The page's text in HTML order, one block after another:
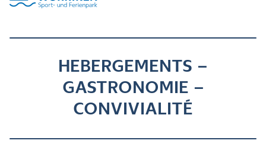
HEBERGEMENTS –
GASTRONOMIE –
CONVIVIALITÉ